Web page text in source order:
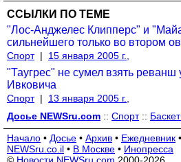
ССЫЛКИ ПО ТЕМЕ
"Лос-Анджелес Клипперс" и
сильнейшего только во втором
Спорт | 15 января 2005 г.,
"Таугрес" не сумел взять
Ивковича
Спорт |
13 января 2005 г.,
Досье NEWSru.com :: Спорт::
Начало • Досье • Архив • Ежедневник •
NEWSru.co.il • В Москве • Инопресса
© Новости NEWSru.com 2000-2026